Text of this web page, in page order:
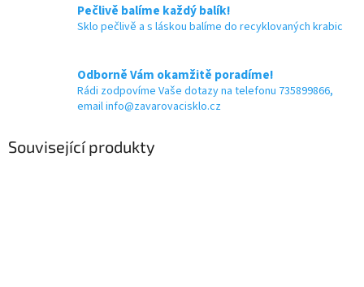
Pečlivě balíme každý balík!
Sklo pečlivě a s láskou balíme do recyklovaných krabic
Odborně Vám okamžitě poradíme!
Rádi zodpovíme Vaše dotazy na telefonu 735899866,
email info@zavarovacisklo.cz
Související produkty